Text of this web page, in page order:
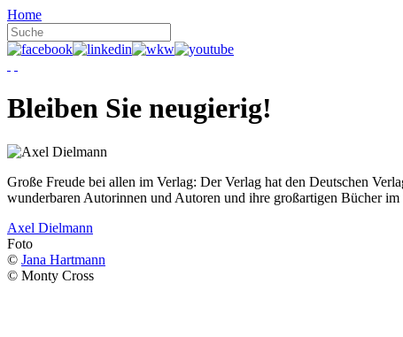
Home
Bleiben Sie neugierig!
Große Freude bei allen im Verlag: Der Verlag hat den Deutschen
wunderbaren Autorinnen und Autoren und ihre großartigen Bücher
Axel Dielmann
Foto
© Jana Hartmann
© Monty Cross